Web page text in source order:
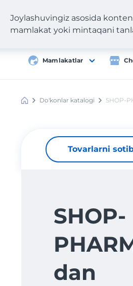
Mamlakatlar
Joylashuvingiz asosida
mamlakat yoki mintaqani
Meest
Do'konlar katalogi SHOP-
Tovarlarni
SHOP-
dan